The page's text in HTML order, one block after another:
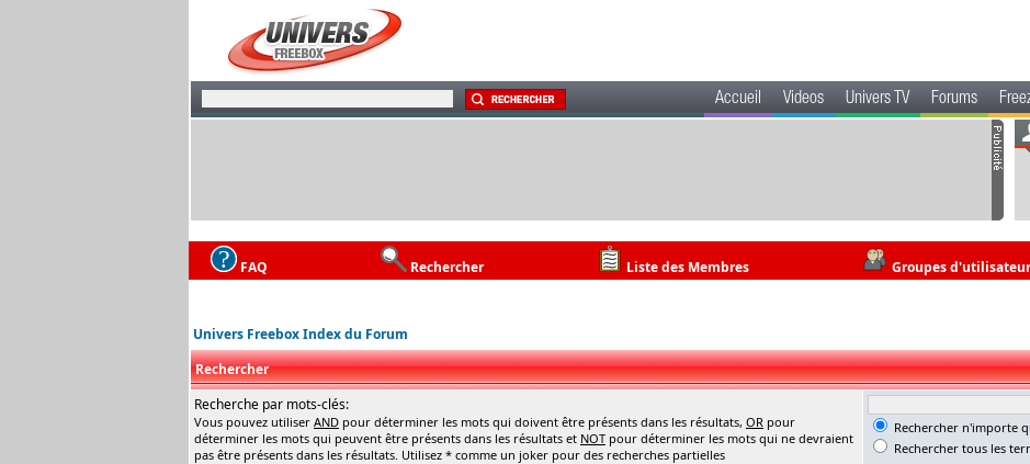
Accueil Videos Univers TV Forums
FAQ Rechercher Liste des Membres Groupes
Univers Freebox Index du Forum
Rechercher
Recherche par mots-clés:
Vous pouvez utiliser AND pour déterminer les mots qui doivent être présents dans les résultats, OR pour
déterminer les mots qui peuvent être présents dans les résultats et NOT pour déterminer les mots qui ne devraient
pas être présents dans les résultats. Utilisez * comme un joker pour des recherches partielles
Rechercher n'importe
Rechercher tous les